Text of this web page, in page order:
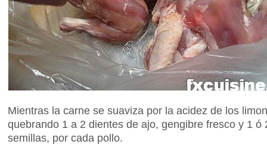
Mientras la carne se suaviza por la acidez de los
quebrando 1 a 2 dientes de ajo, gengibre fresco y 1 ó
semillas, por cada pollo.